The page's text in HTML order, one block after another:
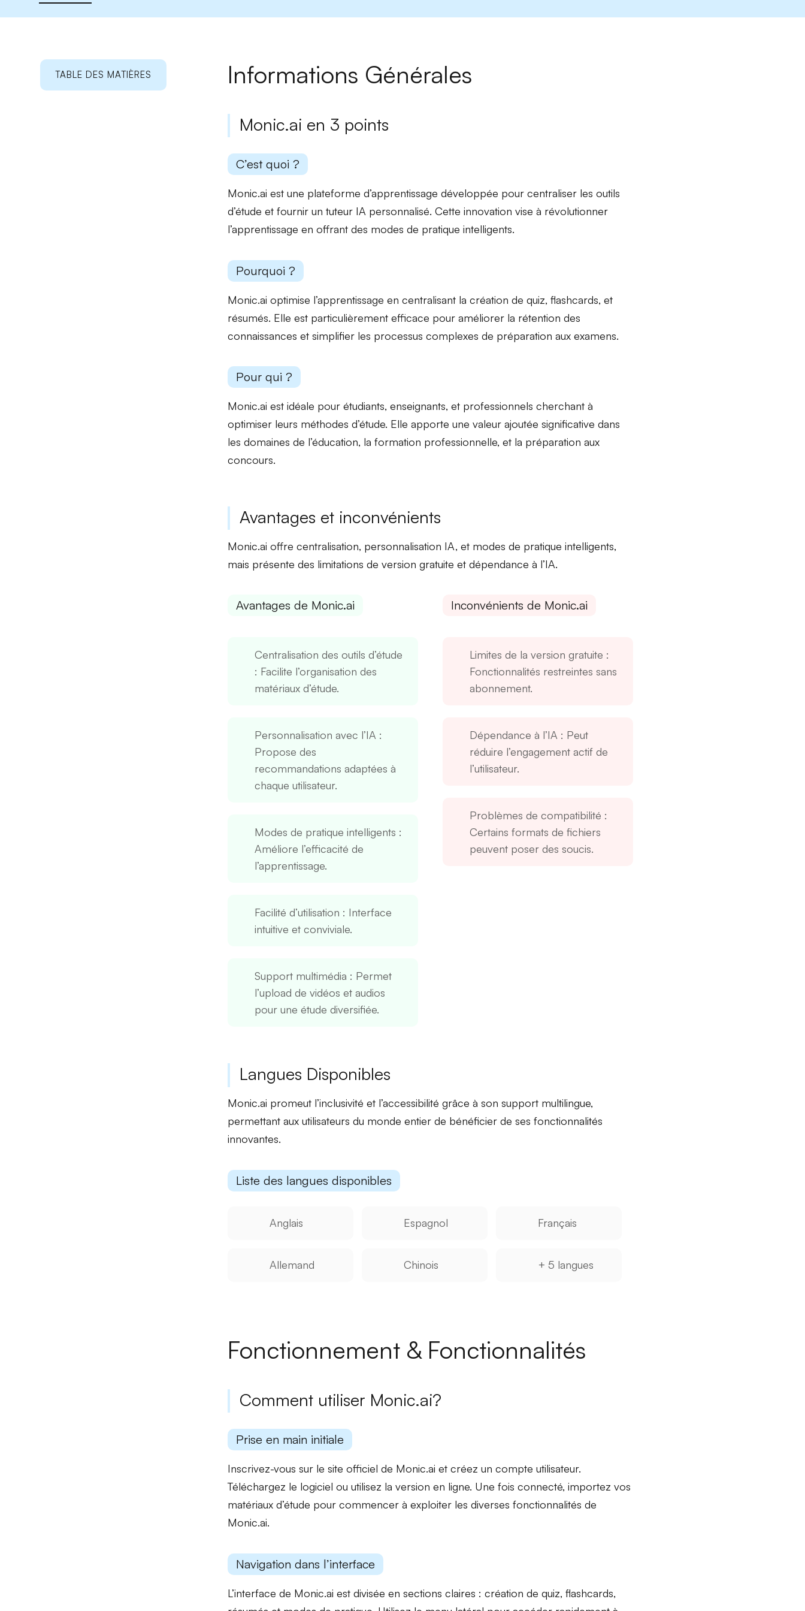
TABLE DES MATIÈRES Informations Générales
Monic.ai en 3 points
C’est quoi ?
Monic.ai est une plateforme d’apprentissage développée pour centraliser les outils
d’étude et fournir un tuteur IA personnalisé. Cette innovation vise à révolutionner
l’apprentissage en offrant des modes de pratique intelligents.
Pourquoi ?
Monic.ai optimise l’apprentissage en centralisant la création de quiz, flashcards, et
résumés. Elle est particulièrement efficace pour améliorer la rétention des
connaissances et simplifier les processus complexes de préparation aux examens.
Pour qui ?
Monic.ai est idéale pour étudiants, enseignants, et professionnels cherchant à
optimiser leurs méthodes d’étude. Elle apporte une valeur ajoutée significative dans
les domaines de l’éducation, la formation professionnelle, et la préparation aux
concours.
Avantages et inconvénients
Monic.ai offre centralisation, personnalisation IA, et modes de pratique intelligents,
mais présente des limitations de version gratuite et dépendance à l’IA.
Avantages de Monic.ai
Centralisation des outils d’étude
: Facilite l’organisation des
matériaux d’étude.
Personnalisation avec l’IA :
Propose des
recommandations adaptées à
chaque utilisateur.
Modes de pratique intelligents :
Améliore l’efficacité de
l’apprentissage.
Facilité d’utilisation : Interface
intuitive et conviviale.
Support multimédia : Permet
l’upload de vidéos et audios
pour une étude diversifiée.
Inconvénients de Monic.ai
Limites de la version gratuite :
Fonctionnalités restreintes sans
abonnement.
Dépendance à l’IA : Peut
réduire l’engagement actif de
l’utilisateur.
Problèmes de compatibilité :
Certains formats de fichiers
peuvent poser des soucis.
Langues Disponibles
Monic.ai promeut l’inclusivité et l’accessibilité grâce à son support multilingue,
permettant aux utilisateurs du monde entier de bénéficier de ses fonctionnalités
innovantes.
Liste des langues disponibles
Anglais Espagnol Français
Allemand Chinois + 5 langues
Fonctionnement & Fonctionnalités
Comment utiliser Monic.ai?
Prise en main initiale
Inscrivez-vous sur le site officiel de Monic.ai et créez un compte utilisateur.
Téléchargez le logiciel ou utilisez la version en ligne. Une fois connecté, importez vos
matériaux d’étude pour commencer à exploiter les diverses fonctionnalités de
Monic.ai.
Navigation dans l’interface
L’interface de Monic.ai est divisée en sections claires : création de quiz, flashcards,